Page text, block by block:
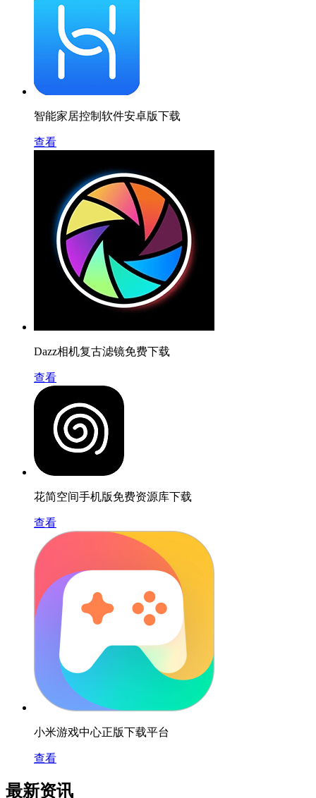
智能家居控制软件安卓版下载
查看
Dazz相机复古滤镜免费下载
查看
花简空间手机版免费资源库下载
查看
小米游戏中心正版下载平台
查看
最新资讯